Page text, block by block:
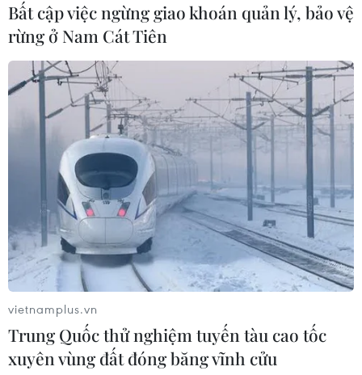
Bất cập việc ngừng giao khoán quản lý, bảo vệ
rừng ở Nam Cát Tiên
vietnamplus.vn
Trung Quốc thử nghiệm tuyến tàu cao tốc
xuyên vùng đất đóng băng vĩnh cửu